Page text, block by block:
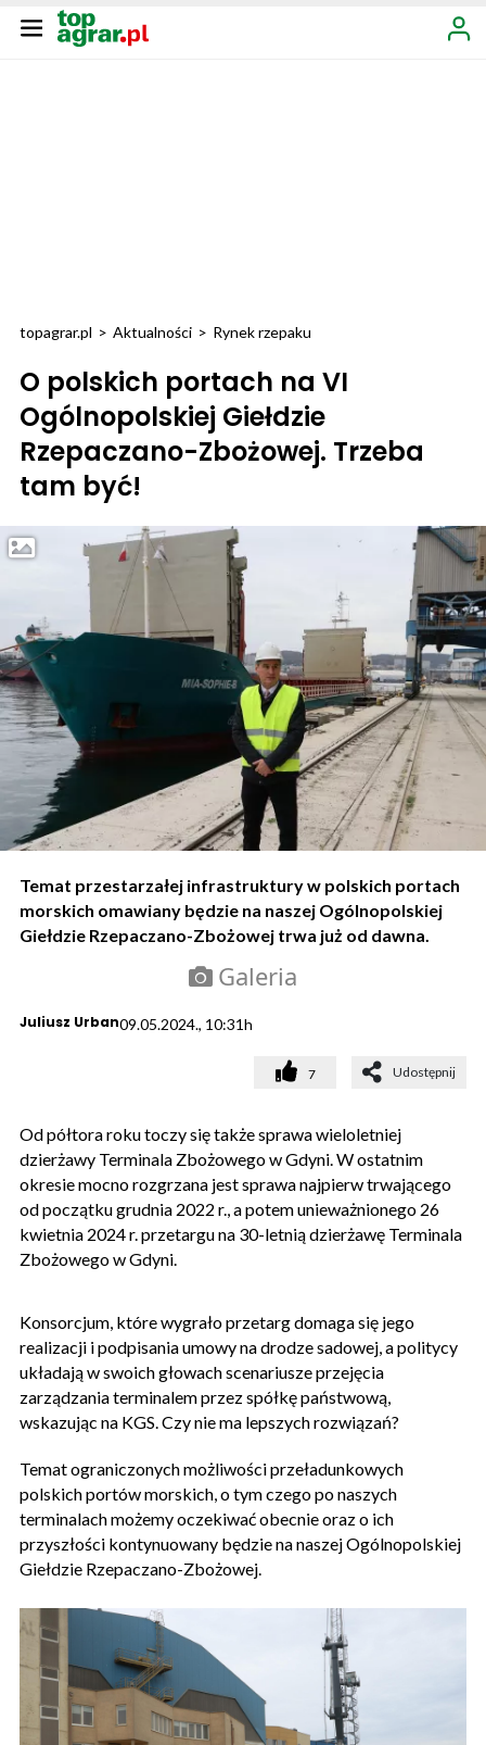
topagrar.pl > Aktualności > Rynek rzepaku
O polskich portach na VI
Ogólnopolskiej Giełdzie
Rzepaczano-Zbożowej. Trzeba
tam być!
Temat przestarzałej infrastruktury w polskich portach
morskich omawiany będzie na naszej Ogólnopolskiej
Giełdzie Rzepaczano-Zbożowej trwa już od dawna.
Galeria
Juliusz Urban09.05.2024., 10:31h
7 Udostępnij
Od półtora roku toczy się także sprawa wieloletniej
dzierżawy Terminala Zbożowego w Gdyni. W ostatnim
okresie mocno rozgrzana jest sprawa najpierw trwającego
od początku grudnia 2022 r., a potem unieważnionego 26
kwietnia 2024 r. przetargu na 30-letnią dzierżawę Terminala
Zbożowego w Gdyni.
Konsorcjum, które wygrało przetarg domaga się jego
realizacji i podpisania umowy na drodze sadowej, a politycy
układają w swoich głowach scenariusze przejęcia
zarządzania terminalem przez spółkę państwową,
wskazując na KGS. Czy nie ma lepszych rozwiązań?
Temat ograniczonych możliwości przeładunkowych
polskich portów morskich, o tym czego po naszych
terminalach możemy oczekiwać obecnie oraz o ich
przyszłości kontynuowany będzie na naszej Ogólnopolskiej
Giełdzie Rzepaczano-Zbożowej.